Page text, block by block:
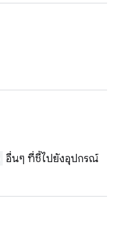
อื่นๆ ที่ชี้ไปยังอุปกรณ์